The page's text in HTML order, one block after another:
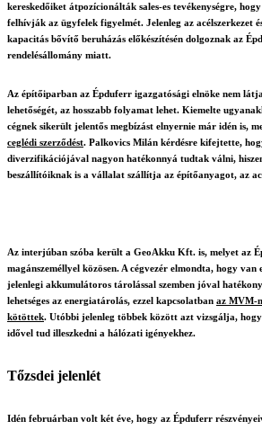
kereskedőiket átpozícionálták sales-es tevékenységre,
felhívják az ügyfelek figyelmét. Jelenleg az acélszerkezet
kapacitás bővítő beruházás előkészítésén dolgoznak az
rendelésállomány miatt.
Az építőiparban az Épduferr igazgatósági elnöke nem
lehetőségét, az hosszabb folyamat lehet. Kiemelte
cégnek sikerült jelentős megbízást elnyernie már idén is,
ceglédi szerződést. Palkovics Milán kérdésre kifejtette,
diverzifikációjával nagyon hatékonnyá tudtak válni,
beszállítóiknak is a vállalat szállítja az építőanyagot, az
Az interjúban szóba került a GeoAkku Kft. is, melyet az
magánszeméllyel közösen. A cégvezér elmondta, hogy van
jelenlegi akkumulátoros tárolással szemben jóval
lehetséges az energiatárolás, ezzel kapcsolatban az MVM-
kötöttek. Utóbbi jelenleg többek között azt vizsgálja,
idővel tud illeszkedni a hálózati igényekhez.
Tőzsdei jelenlét
Idén februárban volt két éve, hogy az Épduferr